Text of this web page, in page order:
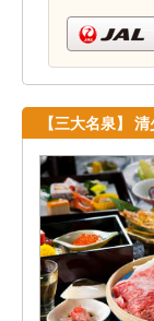
【三大名泉】